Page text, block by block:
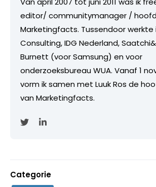
editor/ communitymanager /
Marketingfacts. Tussendoor werkte
Consulting, IDG Nederland,
Burnett (voor Samsung) en voor
onderzoeksbureau WUA. Vanaf 1
vorm ik samen met Luuk Ros de
van Marketingfacts.
Categorie